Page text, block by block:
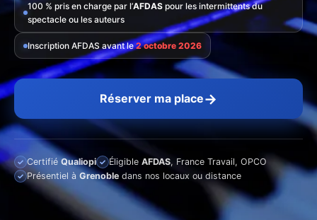
100 % pris en charge par l’AFDAS pour les intermittents du
spectacle ou les auteurs
Inscription AFDAS avant le2 octobre 2026
Réserver ma place→
✓ Certifié Qualiopi ✓ Éligible AFDAS, France Travail, OPCO
✓ Présentiel à Grenoble dans nos locaux ou distance